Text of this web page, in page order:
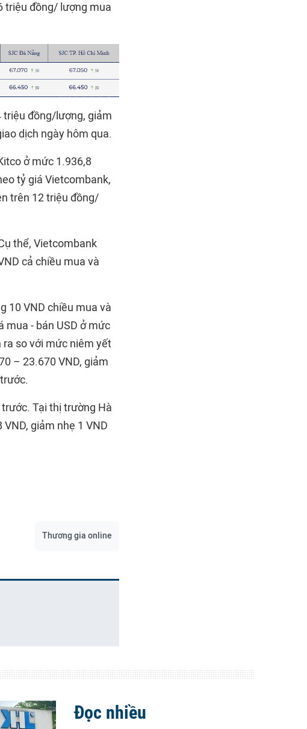
triệu đồng/ lượng mua
triệu đồng/lượng, giảm
dịch ngày hôm qua.
ở mức 1.936,8
tỷ giá Vietcombank,
trên 12 triệu đồng/
thể, Vietcombank
cả chiều mua và
10 VND chiều mua và
- bán USD ở mức
ra so với mức niêm yết
– 23.670 VND, giảm
Tại thị trường Hà
giảm nhẹ 1 VND
Thương gia online
Đọc nhiều